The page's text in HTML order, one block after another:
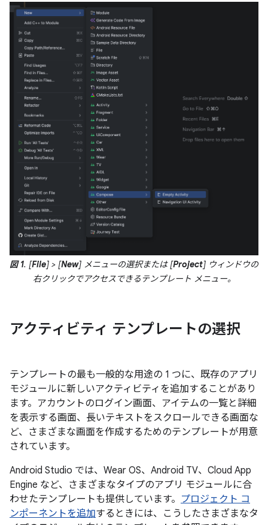
図 1. [File] > [New] メニューの選択または [Project] ウィンドウの
右クリックでアクセスできるテンプレート メニュー。
アクティビティ テンプレートの選択
テンプレートの最も一般的な用途の 1 つに、既存のアプリ
モジュールに新しいアクティビティを追加することがあり
ます。アカウントのログイン画面、アイテムの一覧と詳細
を表示する画面、長いテキストをスクロールできる画面な
ど、さまざまな画面を作成するためのテンプレートが用意
されています。
Android Studio では、Wear OS、Android TV、Cloud App
Engine など、さまざまなタイプのアプリ モジュールに合
わせたテンプレートも提供しています。 プロジェクト コ
ンポーネントを追加するときには、こうしたさまざまなタ